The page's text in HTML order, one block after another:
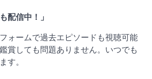
配信中！」
ォームで過去エピソードも視聴可能
賞しても問題ありません。いつでも
す。